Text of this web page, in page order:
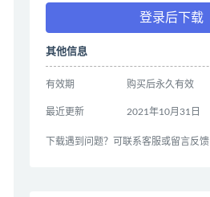
登录后下载
其他信息
有效期 购买后永久有效
最近更新 2021年10月31日
下载遇到问题？可联系客服或留言反馈